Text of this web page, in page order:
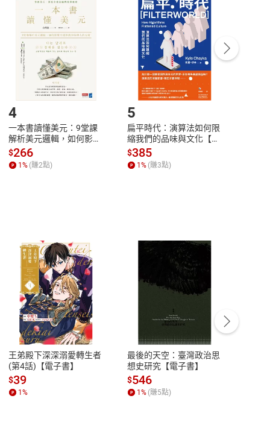
點選「瀏覽訂單明細」 「申請取消訂單/退
貨。
付款方式
Payment
完成訂單
Complete
號，下載書籍後看書
性
參
客服資訊
服務時間：週一到週五 10:00-12:00、
13:00-17:00 (國定假日及例假日休息)
客服電話：0080-1857077
4
一本書讀懂美元：9堂課
解析美元邏輯，如何影響
全球經濟和每個人的投資
【電子書】
$266
1% (賺2點)
5
扁平時代：演算法如何限
縮我們的品味與文化【電
子書】
$385
1% (賺3點)
王弟殿下深深溺愛轉生者
(第4話)【電子書】
$39
1%
最後的天空：臺灣政治思
想史研究【電子書】
$546
1% (賺5點)